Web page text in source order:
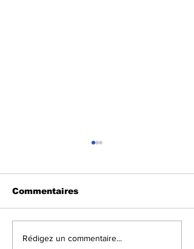
Crise dans l’Est de la
Commentaires
Rédigez un commentaire...